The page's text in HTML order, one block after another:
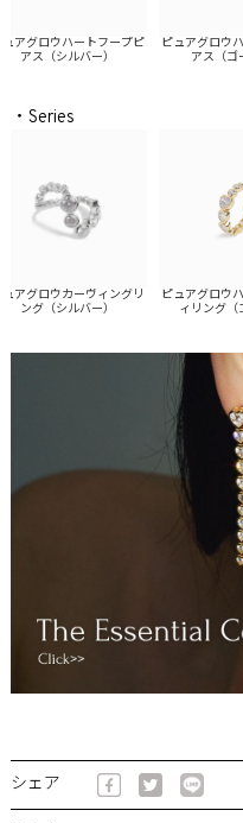
グロウハートフープピ
アス（シルバー）
ピュアグロウハ
アス（ゴー
・Series
グロウカーヴィングリ
ング（シルバー）
ピュアグロウハ
ィリング（ゴ
シェア